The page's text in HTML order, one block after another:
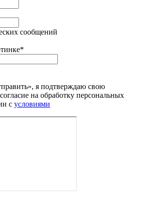
сообщений
*
я подтверждаю свою
на обработку персональных
с условиями